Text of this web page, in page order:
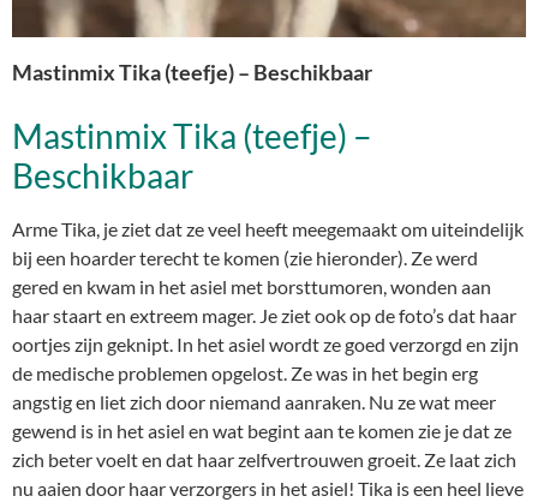
Mastinmix Tika (teefje) – Beschikbaar
Mastinmix Tika (teefje) –
Beschikbaar
Arme Tika, je ziet dat ze veel heeft meegemaakt om uiteindelijk
bij een hoarder terecht te komen (zie hieronder). Ze werd
gered en kwam in het asiel met borsttumoren, wonden aan
haar staart en extreem mager. Je ziet ook op de foto’s dat haar
oortjes zijn geknipt. In het asiel wordt ze goed verzorgd en zijn
de medische problemen opgelost. Ze was in het begin erg
angstig en liet zich door niemand aanraken. Nu ze wat meer
gewend is in het asiel en wat begint aan te komen zie je dat ze
zich beter voelt en dat haar zelfvertrouwen groeit. Ze laat zich
nu aaien door haar verzorgers in het asiel! Tika is een heel lieve